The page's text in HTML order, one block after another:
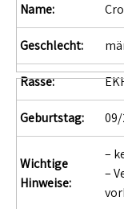
Name:
Geschlecht:
Rasse:
Geburtstag:
Wichtige
Hinweise:
–
–